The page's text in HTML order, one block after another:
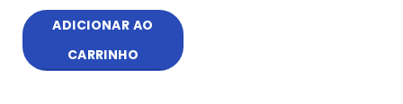
ADICIONAR AO
CARRINHO